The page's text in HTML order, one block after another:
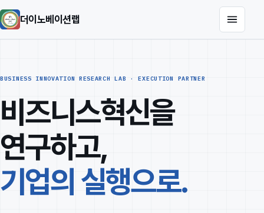
더이노베이션랩
BUSINESS INNOVATION RESEARCH LAB · EXECUTION PARTNER
비즈니스혁신을
연구하고,
기업의 실행으로.